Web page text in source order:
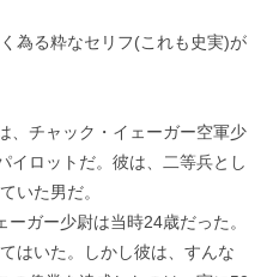
為る粋なセリフ(これも史実)が
、チャック・イェーガー空軍少
イロットだ。彼は、二等兵とし
いた男だ。
ガー少尉は当時24歳だった。
はいた。しかし彼は、すんな